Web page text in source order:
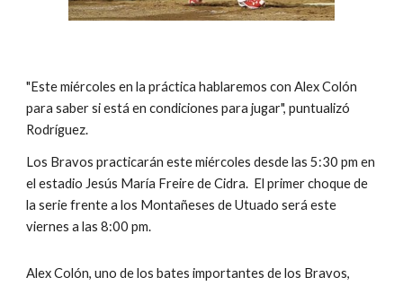
"Este miércoles en la práctica hablaremos con Alex Colón
para saber si está en condiciones para jugar", puntualizó
Rodríguez.
Los Bravos practicarán este miércoles desde las 5:30 pm en
el estadio Jesús María Freire de Cidra.  El primer choque de
la serie frente a los Montañeses de Utuado será este
viernes a las 8:00 pm.
Alex Colón, uno de los bates importantes de los Bravos,